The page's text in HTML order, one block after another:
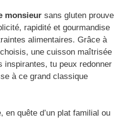
monsieur sans gluten prouve
rapidité et gourmandise
alimentaires. Grâce à
une cuisson maîtrisée
inspirantes, tu peux redonner
à ce grand classique
en quête d’un plat familial ou